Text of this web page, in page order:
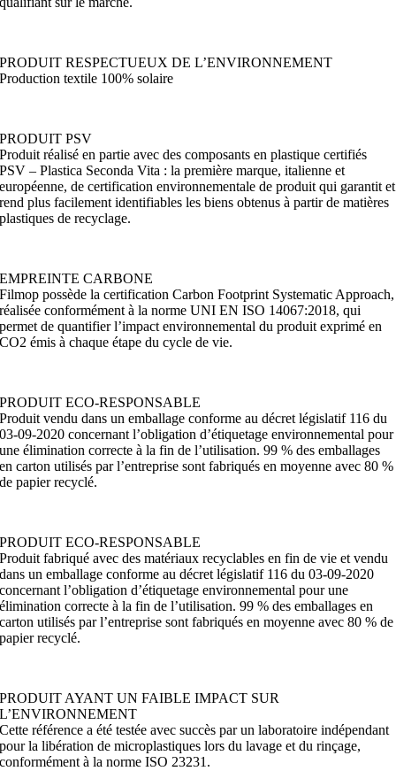
PRODUIT RESPECTUEUX DE L’ENVIRONNEMENT
Production textile 100% solaire
PRODUIT PSV
Produit réalisé en partie avec des composants en plastique certifiés
PSV – Plastica Seconda Vita : la première marque, italienne et
européenne, de certification environnementale de produit qui garantit et
rend plus facilement identifiables les biens obtenus à partir de matières
plastiques de recyclage.
EMPREINTE CARBONE
Filmop possède la certification Carbon Footprint Systematic Approach,
réalisée conformément à la norme UNI EN ISO 14067:2018, qui
permet de quantifier l’impact environnemental du produit exprimé en
CO2 émis à chaque étape du cycle de vie.
PRODUIT ECO-RESPONSABLE
Produit vendu dans un emballage conforme au décret législatif 116 du
03-09-2020 concernant l’obligation d’étiquetage environnemental pour
une élimination correcte à la fin de l’utilisation. 99 % des emballages
en carton utilisés par l’entreprise sont fabriqués en moyenne avec 80 %
de papier recyclé.
PRODUIT ECO-RESPONSABLE
Produit fabriqué avec des matériaux recyclables en fin de vie et vendu
dans un emballage conforme au décret législatif 116 du 03-09-2020
concernant l’obligation d’étiquetage environnemental pour une
élimination correcte à la fin de l’utilisation. 99 % des emballages en
carton utilisés par l’entreprise sont fabriqués en moyenne avec 80 % de
papier recyclé.
PRODUIT AYANT UN FAIBLE IMPACT SUR
L’ENVIRONNEMENT
Cette référence a été testée avec succès par un laboratoire indépendant
pour la libération de microplastiques lors du lavage et du rinçage,
conformément à la norme ISO 23231.